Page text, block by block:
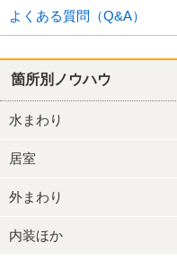
よくある質問（Q&A）
箇所別ノウハウ
水まわり
居室
外まわり
内装ほか